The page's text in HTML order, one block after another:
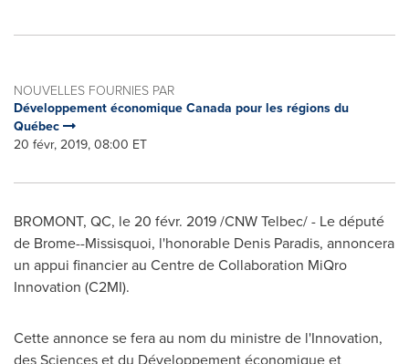
NOUVELLES FOURNIES PAR
Développement économique Canada pour les régions du
Québec
20 févr, 2019, 08:00 ET
BROMONT, QC, le 20 févr. 2019 /CNW Telbec/ - Le député
de Brome--Missisquoi, l'honorable Denis Paradis, annoncera
un appui financier au Centre de Collaboration MiQro
Innovation (C2MI).
Cette annonce se fera au nom du ministre de l'Innovation,